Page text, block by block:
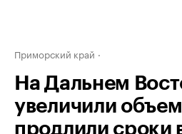
Приморский край
На Дальнем
увеличили
продлили сроки